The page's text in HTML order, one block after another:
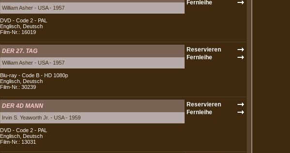
William Asher - USA - 1957
DVD - Code 2 - PAL
Englisch, Deutsch
Film-Nr.: 16019
DER 27. TAG
William Asher - USA - 1957
Blu-ray - Code B - HD 1080p
Englisch, Deutsch
Film-Nr.: 30239
DER 4D MANN
Irvin S. Yeaworth Jr. - USA - 1959
DVD - Code 2 - PAL
Englisch, Deutsch
Film-Nr.: 13031